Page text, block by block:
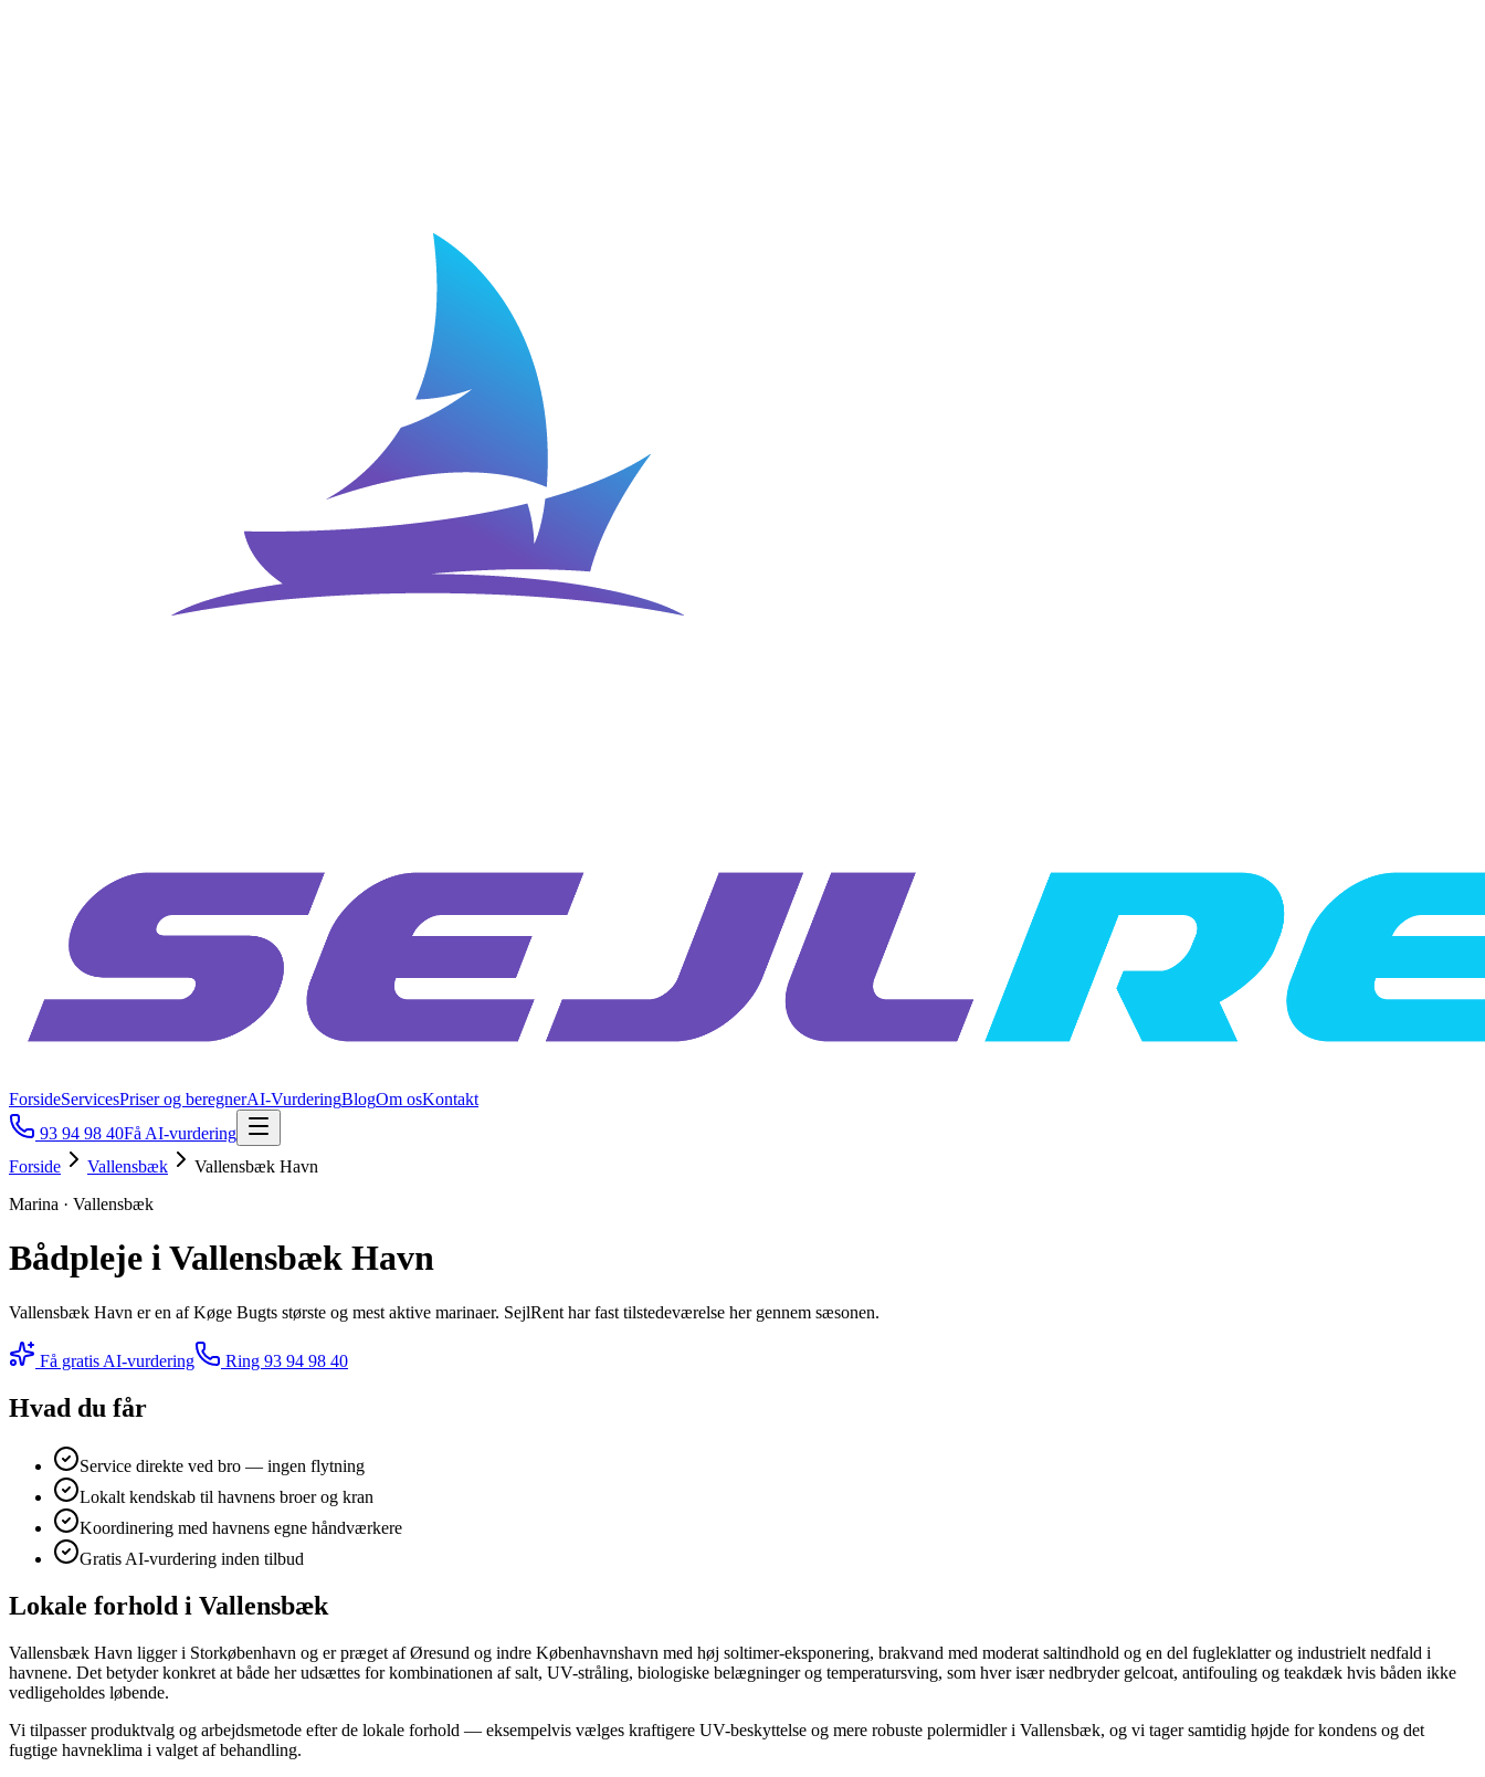
ForsideServicesPriser og beregnerAI-VurderingBlogOm osKontakt
93 94 98 40Få AI-vurdering
Forside
Vallensbæk
Vallensbæk Havn
Marina · Vallensbæk
Bådpleje i Vallensbæk Havn
Vallensbæk Havn er en af Køge Bugts største og mest aktive marinaer. SejlRent har fast tilstedeværelse her gennem sæsonen.
Få gratis AI-vurdering Ring 93 94 98 40
Hvad du får
Service direkte ved bro — ingen flytning
Lokalt kendskab til havnens broer og kran
Koordinering med havnens egne håndværkere
Gratis AI-vurdering inden tilbud
Lokale forhold i Vallensbæk
Vallensbæk Havn ligger i Storkøbenhavn og er præget af Øresund og indre Københavnshavn med høj soltimer-eksponering, brakvand med moderat saltindhold og en del fugleklatter og industrielt nedfald i
havnene. Det betyder konkret at både her udsættes for kombinationen af salt, UV-stråling, biologiske belægninger og temperatursving, som hver især nedbryder gelcoat, antifouling og teakdæk hvis båden ikke
vedligeholdes løbende.
Vi tilpasser produktvalg og arbejdsmetode efter de lokale forhold — eksempelvis vælges kraftigere UV-beskyttelse og mere robuste polermidler i Vallensbæk, og vi tager samtidig højde for kondens og det
fugtige havneklima i valget af behandling.